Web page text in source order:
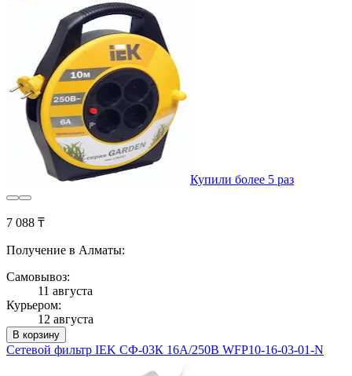
Купили более 5 раз
7 088 ₸
Получение в Алматы:
Самовывоз:
11 августа
Курьером:
12 августа
В корзину
Сетевой фильтр IEK СФ-03К 16А/250В WFP10-16-03-01-N